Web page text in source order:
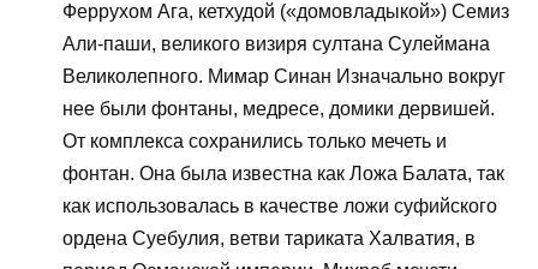
Феррухом Ага, кетхудой («домовладыкой») Семиз
Али-паши, великого визиря султана Сулеймана
Великолепного. Мимар Синан Изначально вокруг
нее были фонтаны, медресе, домики дервишей.
От комплекса сохранились только мечеть и
фонтан. Она была известна как Ложа Балата, так
как использовалась в качестве ложи суфийского
ордена Суебулия, ветви тариката Халватия, в